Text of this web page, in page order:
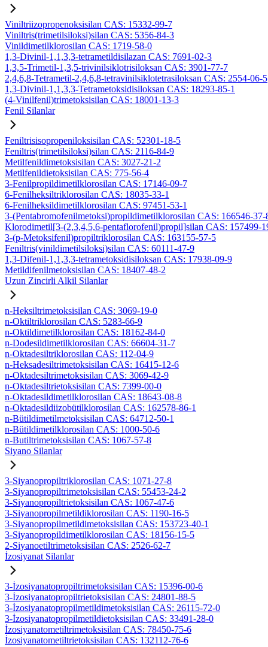
Viniltriizopropenoksisilan CAS: 15332-99-7
Viniltris(trimetilsiloksi)silan CAS: 5356-84-3
Vinildimetilklorosilan CAS: 1719-58-0
1,3-Divinil-1,1,3,3-tetrametildisilazan CAS: 7691-02-3
1,3,5-Trimetil-1,3,5-trivinilsiklotrisiloksan CAS: 3901-77-7
2,4,6,8-Tetrametil-2,4,6,8-tetravinilsiklotetrasiloksan CAS: 2554-06-5
1,3-Divinil-1,1,3,3-Tetrametoksidisiloksan CAS: 18293-85-1
(4-Vinilfenil)trimetoksisilan CAS: 18001-13-3
Fenil Silanlar
Feniltrisisopropeniloksisilan CAS: 52301-18-5
Feniltris(trimetilsiloksi)silan CAS: 2116-84-9
Metilfenildimetoksisilan CAS: 3027-21-2
Metilfenildietoksisilan CAS: 775-56-4
3-Fenilpropildimetilklorosilan CAS: 17146-09-7
6-Fenilheksiltriklorosilan CAS: 18035-33-1
6-Fenilheksildimetilklorosilan CAS: 97451-53-1
3-(Pentabromofenilmetoksi)propildimetilklorosilan CAS: 166546-37-
Klorodimetil[3-(2,3,4,5,6-pentaflorofenil)propil]silan CAS: 157499-
3-(p-Metoksifenil)propiltriklorosilan CAS: 163155-57-5
Feniltris(vinildimetilsiloksi)silan CAS: 60111-47-9
1,3-Difenil-1,1,3,3-tetrametoksidisiloksan CAS: 17938-09-9
Metildifenilmetoksisilan CAS: 18407-48-2
Uzun Zincirli Alkil Silanlar
n-Heksiltrimetoksisilan CAS: 3069-19-0
n-Oktiltriklorosilan CAS: 5283-66-9
n-Oktildimetilklorosilan CAS: 18162-84-0
n-Dodesildimetilklorosilan CAS: 66604-31-7
n-Oktadesiltriklorosilan CAS: 112-04-9
n-Heksadesiltrimetoksisilan CAS: 16415-12-6
n-Oktadesiltrimetoksisilan CAS: 3069-42-9
n-Oktadesiltrietoksisilan CAS: 7399-00-0
n-Oktadesildimetilklorosilan CAS: 18643-08-8
n-Oktadesildiizobütilklorosilan CAS: 162578-86-1
n-Bütildimetilmetoksisilan CAS: 64712-50-1
n-Bütildimetilklorosilan CAS: 1000-50-6
n-Butiltrimetoksisilan CAS: 1067-57-8
Siyano Silanlar
3-Siyanopropiltriklorosilan CAS: 1071-27-8
3-Siyanopropiltrimetoksisilan CAS: 55453-24-2
3-Siyanopropiltrietoksisilan CAS: 1067-47-6
3-Siyanopropilmetildiklorosilan CAS: 1190-16-5
3-Siyanopropilmetildimetoksisilan CAS: 153723-40-1
3-Siyanopropildimetilklorosilan CAS: 18156-15-5
2-Siyanoetiltrimetoksisilan CAS: 2526-62-7
İzosiyanat Silanlar
3-İzosiyanatopropiltrimetoksisilan CAS: 15396-00-6
3-İzosiyanatopropiltrietoksisilan CAS: 24801-88-5
3-İzosiyanatopropilmetildimetoksisilan CAS: 26115-72-0
3-İzosiyanatopropilmetildietoksisilan CAS: 33491-28-0
İzosiyanatometiltrimetoksisilan CAS: 78450-75-6
İzosiyanatometiltrietoksisilan CAS: 132112-76-6